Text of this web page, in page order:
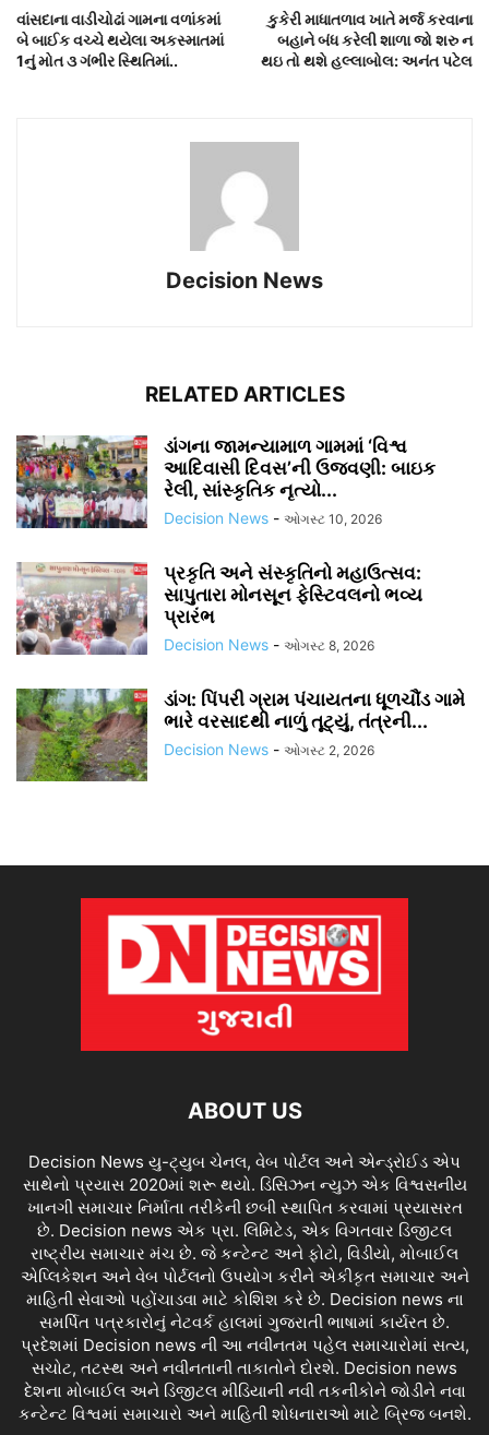
વાંસદાના વાડીચોઢાં ગામના વળાંકમાં
બે બાઈક વચ્ચે થયેલા અકસ્માતમાં
1નું મોત ૩ ગંભીર સ્થિતિમાં..
કુકેરી માધાતળાવ ખાતે મર્જ કરવાના
બહાને બંધ કરેલી શાળા જો શરુ ન
થઇ તો થશે હલ્લાબોલ: અનંત પટેલ
Decision News
RELATED ARTICLES
ડાંગના જામન્યામાળ ગામમાં ‘વિશ્વ
આદિવાસી દિવસ’ની ઉજવણી: બાઇક
રેલી, સાંસ્કૃતિક નૃત્યો...
Decision News - ઓગસ્ટ 10, 2026
પ્રકૃતિ અને સંસ્કૃતિનો મહાઉત્સવ:
સાપુતારા મોનસૂન ફેસ્ટિવલનો ભવ્ય
પ્રારંભ
Decision News - ઓગસ્ટ 8, 2026
ડાંગ: પિંપરી ગ્રામ પંચાયતના ધૂળચૌંડ ગામે
ભારે વરસાદથી નાળું તૂટ્યું, તંત્રની...
Decision News - ઓગસ્ટ 2, 2026
ABOUT US
Decision News યુ-ટ્યુબ ચેનલ, વેબ પોર્ટલ અને એન્ડ્રોઈડ એપ
સાથેનો પ્રયાસ 2020માં શરૂ થયો. ડિસિઝન ન્યુઝ એક વિશ્વસનીય
ખાનગી સમાચાર નિર્માતા તરીકેની છબી સ્થાપિત કરવામાં પ્રયાસરત
છે. Decision news એક પ્રા. લિમિટેડ, એક વિગતવાર ડિજીટલ
રાષ્ટ્રીય સમાચાર મંચ છે. જે કન્ટેન્ટ અને ફોટો, વિડીયો, મોબાઈલ
એપ્લિકેશન અને વેબ પોર્ટલનો ઉપયોગ કરીને એકીકૃત સમાચાર અને
માહિતી સેવાઓ પહોંચાડવા માટે કોશિશ કરે છે. Decision news ના
સમર્પિત પત્રકારોનું નેટવર્ક હાલમાં ગુજરાતી ભાષામાં કાર્યરત છે.
પ્રદેશમાં Decision news ની આ નવીનતમ પહેલ સમાચારોમાં સત્ય,
સચોટ, તટસ્થ અને નવીનતાની તાકાતોને દોરશે. Decision news
દેશના મોબાઈલ અને ડિજીટલ મીડિયાની નવી તકનીકોને જોડીને નવા
કન્ટેન્ટ વિશ્વમાં સમાચારો અને માહિતી શોધનારાઓ માટે બ્રિજ બનશે.